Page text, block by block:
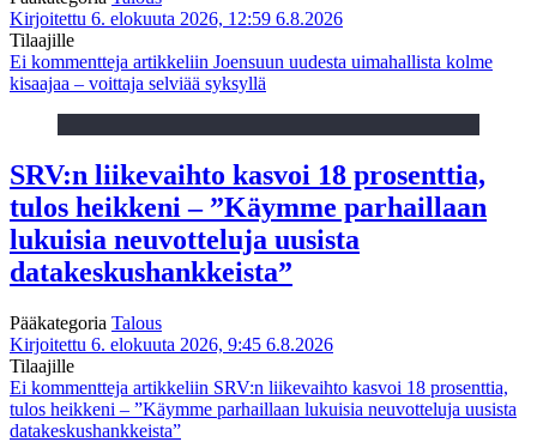
Kirjoitettu 6. elokuuta 2026, 12:59 6.8.2026
Tilaajille
Ei kommentteja artikkeliin Joensuun uudesta uimahallista kolme
kisaajaa – voittaja selviää syksyllä
SRV:n liikevaihto kasvoi 18 prosenttia,
tulos heikkeni – ”Käymme parhaillaan
lukuisia neuvotteluja uusista
datakeskushankkeista”
Pääkategoria Talous
Kirjoitettu 6. elokuuta 2026, 9:45 6.8.2026
Tilaajille
Ei kommentteja artikkeliin SRV:n liikevaihto kasvoi 18 prosenttia,
tulos heikkeni – ”Käymme parhaillaan lukuisia neuvotteluja uusista
datakeskushankkeista”